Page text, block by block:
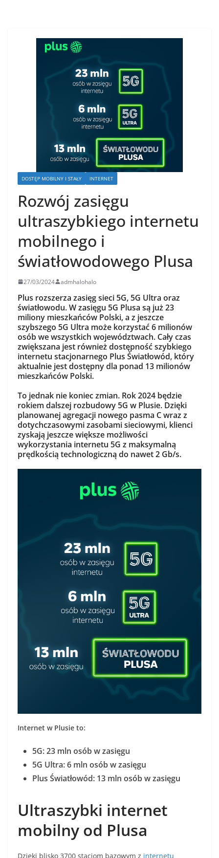
DOSTĘP MOBILNY I STAŁY INTERNET
Rozwój zasięgu
ultraszybkiego internetu
mobilnego i
światłowodowego Plusa
27/03/2024 admhalohalo
Plus rozszerza zasięg sieci 5G, 5G Ultra oraz
światłowodu. W zasięgu 5G Plusa są już 23
miliony mieszkańców Polski, a z jeszcze
szybszego 5G Ultra może korzystać 6 milionów
osób we wszystkich województwach. Cały czas
zwiększana jest również dostępność szybkiego
internetu stacjonarnego Plus Światłowód, który
aktualnie jest dostępny dla ponad 13 milionów
mieszkańców Polski.
To jednak nie koniec zmian. Rok 2024 będzie
rokiem dalszej rozbudowy 5G w Plusie. Dzięki
planowanej agregacji nowego pasma C wraz z
dotychczasowymi zasobami sieciowymi, klienci
zyskają jeszcze większe możliwości
wykorzystania internetu 5G z maksymalną
prędkością technologiczną do nawet 2 Gb/s.
Internet w Plusie to:
5G: 23 mln osób w zasięgu
5G Ultra: 6 mln osób w zasięgu
Plus Światłowód: 13 mln osób w zasięgu
Ultraszybki internet
mobilny od Plusa
Dzięki blisko 3700 stacjom bazowym z internetu